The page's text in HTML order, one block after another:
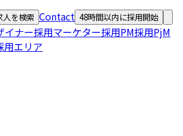
人を検索 Contact 48時間以内に採用開始
イナー採用マーケター採用PM採用PjM
用エリア